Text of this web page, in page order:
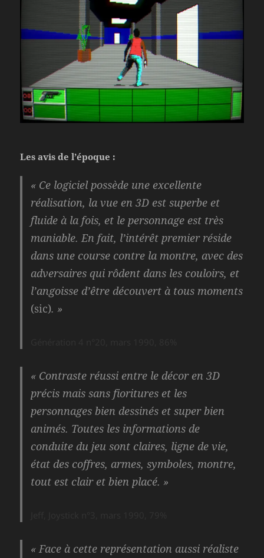
Les avis de l’époque :
« Ce logiciel possède une excellente
réalisation, la vue en 3D est superbe et
fluide à la fois, et le personnage est très
maniable. En fait, l’intérêt premier réside
dans une course contre la montre, avec des
adversaires qui rôdent dans les couloirs, et
l’angoisse d’être découvert à tous moments
(sic). »
« Contraste réussi entre le décor en 3D
précis mais sans fioritures et les
personnages bien dessinés et super bien
animés. Toutes les informations de
conduite du jeu sont claires, ligne de vie,
état des coffres, armes, symboles, montre,
tout est clair et bien placé. »
« Face à cette représentation aussi réaliste